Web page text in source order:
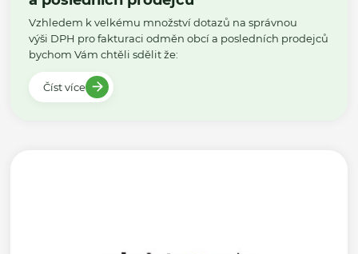
Vzhledem k velkému množství dotazů na správnou
výši DPH pro fakturaci odměn obcí a posledních prodejců
bychom Vám chtěli sdělit že:
Číst více